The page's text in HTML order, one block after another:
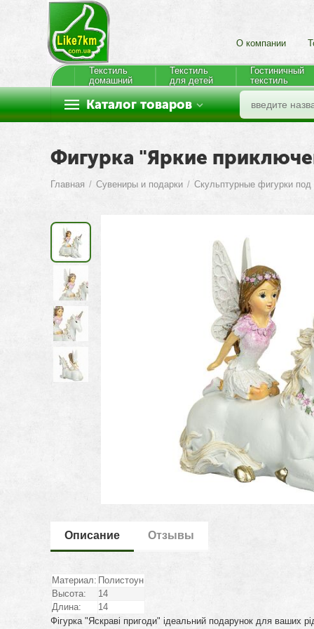
О компании
Текстиль
домашний
Текстиль
для детей
Гостиничный
текстиль
Каталог товаров
Фигурка "Яркие
Главная / Сувениры и подарки / Скульптурные фигурки под
Описание Отзывы
Материал: Полистоун
Высота:
14
Длина:
14
Фігурка "Яскраві пригоди" ідеальний подарунок для ваших